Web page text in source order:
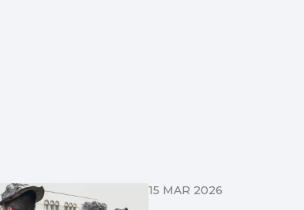
15 MAR 2026